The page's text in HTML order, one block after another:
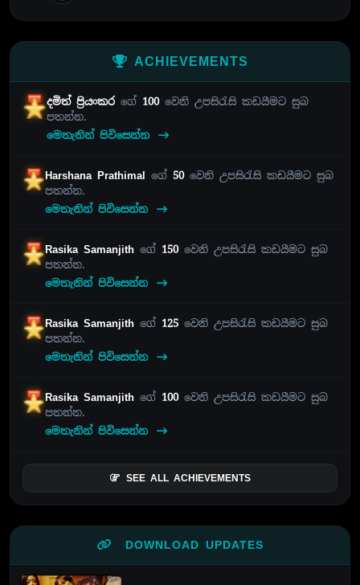
ACHIEVEMENTS
දමිත් ප්‍රියංකරගේ 100වෙනි උපසිරැසි කඩයීමට සුබ
පතන්න.
මෙතැනින් පිවිසෙන්න
Harshana Prathimal ගේ 50වෙනි උපසිරැසි කඩයීමට සුබ
පතන්න.
මෙතැනින් පිවිසෙන්න
Rasika Samanjithගේ 150වෙනි උපසිරැසි කඩයීමට සුබ
පතන්න.
මෙතැනින් පිවිසෙන්න
Rasika Samanjithගේ 125 වෙනි උපසිරැසි කඩයීමට සුබ
පතන්න.
මෙතැනින් පිවිසෙන්න
Rasika Samanjithගේ 100වෙනි උපසිරැසි කඩයීමට සුබ
පතන්න.
මෙතැනින් පිවිසෙන්න
SEE ALL ACHIEVEMENTS
DOWNLOAD UPDATES